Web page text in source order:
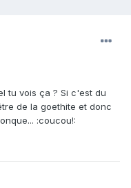
tu vois ça ? Si c'est du
de la goethite et donc
:coucou!: